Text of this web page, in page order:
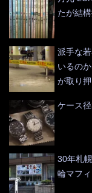
たが結
派手な
いるの
が取り
ケース
30年札
輪マフ